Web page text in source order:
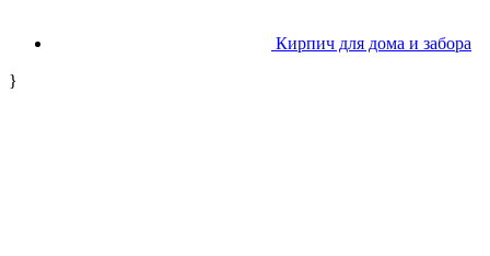
Кирпич для дома и забора
}